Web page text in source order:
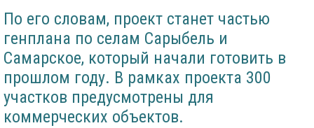
По его словам, проект станет частью
генплана по селам Сарыбель и
Самарское, который начали готовить в
прошлом году. В рамках проекта 300
участков предусмотрены для
коммерческих объектов.